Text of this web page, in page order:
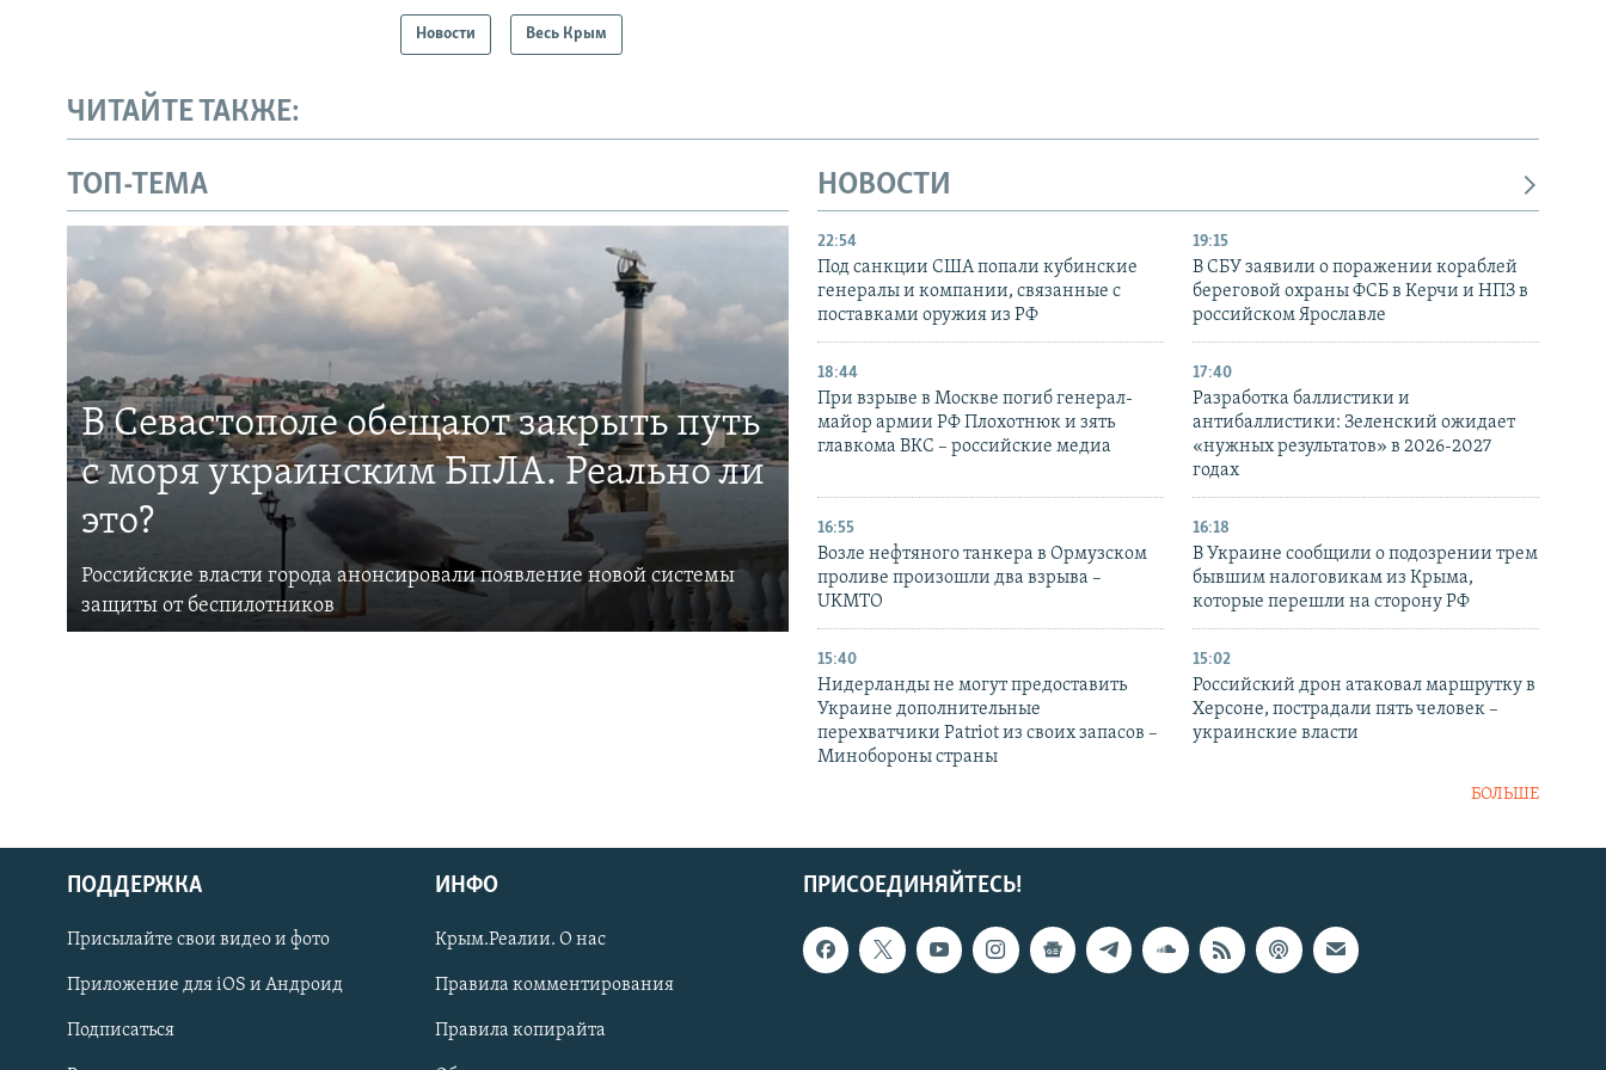
Українською
Qırımtatar
ПРИСОЕДИНЯЙТЕСЬ!
Новости Весь Крым
ЧИТАЙТЕ ТАКЖЕ:
ТОП-ТЕМА
В Севастополе обещают закрыть путь
с моря украинским БпЛА. Реально ли
это?
Российские власти города анонсировали появление новой системы
защиты от беспилотников
НОВОСТИ
22:54
Под санкции США попали кубинские
генералы и компании, связанные с
поставками оружия из РФ
19:15
В СБУ заявили о поражении кораблей
береговой охраны ФСБ в Керчи и НПЗ в
российском Ярославле
18:44
При взрыве в Москве погиб генерал-
майор армии РФ Плохотнюк и зять
главкома ВКС – российские медиа
17:40
Разработка баллистики и
антибаллистики: Зеленский ожидает
«нужных результатов» в 2026-2027
годах
16:55
Возле нефтяного танкера в Ормузском
проливе произошли два взрыва –
UKMTO
16:18
В Украине сообщили о подозрении трем
бывшим налоговикам из Крыма,
которые перешли на сторону РФ
15:40
Нидерланды не могут предоставить
Украине дополнительные
перехватчики Patriot из своих запасов –
Минобороны страны
15:02
Российский дрон атаковал маршрутку в
Херсоне, пострадали пять человек –
украинские власти
БОЛЬШЕ
ПРИСОЕДИНЯЙТЕСЬ!
ПОДДЕРЖКА
Присылайте свои видео и фото
Приложение для iOS и Андроид
Подписаться
ИНФО
Крым.Реалии. О нас
Правила комментирования
Правила копирайта